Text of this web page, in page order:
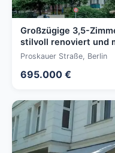
Großzügige 3,5-
stilvoll renoviert und
Proskauer Straße, Berlin
695.000 €